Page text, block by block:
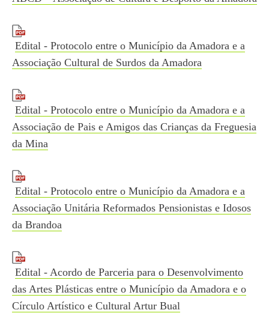
Edital - Protocolo entre o Município da Amadora e a
Associação Cultural de Surdos da Amadora
Edital - Protocolo entre o Município da Amadora e a
Associação de Pais e Amigos das Crianças da Freguesia
da Mina
Edital - Protocolo entre o Município da Amadora e a
Associação Unitária Reformados Pensionistas e Idosos
da Brandoa
Edital - Acordo de Parceria para o Desenvolvimento
das Artes Plásticas entre o Município da Amadora e o
Círculo Artístico e Cultural Artur Bual